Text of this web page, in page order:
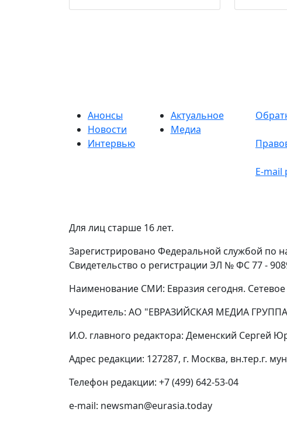
Анонсы
Новости
Интервью
Актуальное
Медиа
E-mail
Для лиц старше 16 лет.
Зарегистрировано Федеральной службой по
Свидетельство о регистрации ЭЛ № ФС 77 -
Наименование СМИ: Евразия сегодня. Сетевое
Учредитель: АО "ЕВРАЗИЙСКАЯ МЕДИА
И.О. главного редактора: Деменский Сергей
Адрес редакции: 127287, г. Москва, вн.тер.г.
Телефон редакции: +7 (499) 642-53-04
e-mail: newsman@eurasia.today